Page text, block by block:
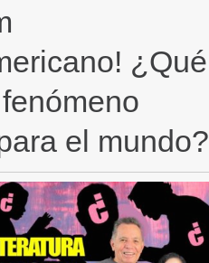
¿Qué
el mundo?